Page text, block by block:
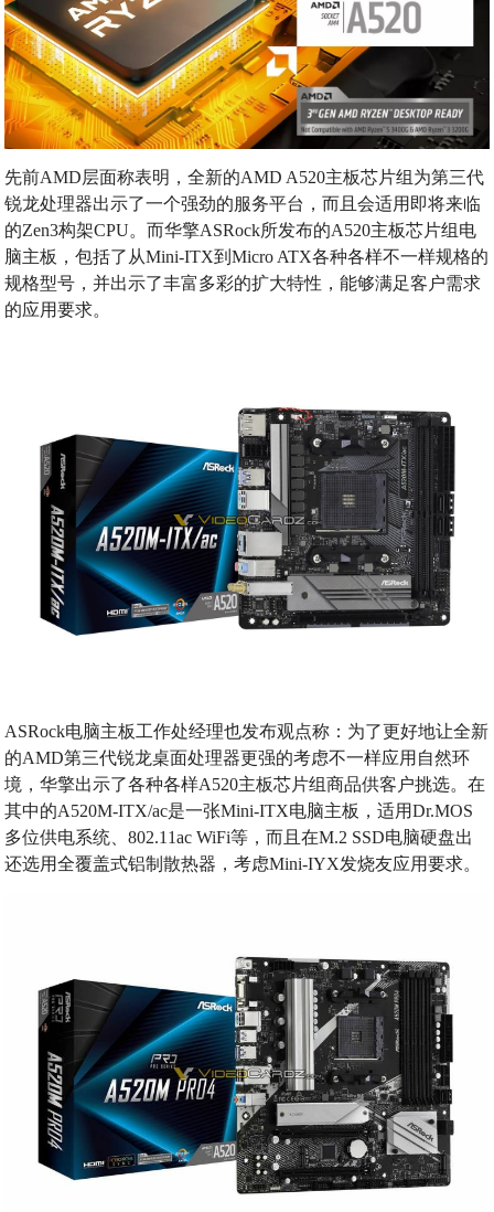
先前AMD层面称表明，全新的AMD A520主板芯片组为第三代
锐龙处理器出示了一个强劲的服务平台，而且会适用即将来临
的Zen3构架CPU。而华擎ASRock所发布的A520主板芯片组电
脑主板，包括了从Mini-ITX到Micro ATX各种各样不一样规格的
规格型号，并出示了丰富多彩的扩大特性，能够满足客户需求
的应用要求。
ASRock电脑主板工作处经理也发布观点称：为了更好地让全新
的AMD第三代锐龙桌面处理器更强的考虑不一样应用自然环
境，华擎出示了各种各样A520主板芯片组商品供客户挑选。在
其中的A520M-ITX/ac是一张Mini-ITX电脑主板，适用Dr.MOS
多位供电系统、802.11ac WiFi等，而且在M.2 SSD电脑硬盘出
还选用全覆盖式铝制散热器，考虑Mini-IYX发烧友应用要求。